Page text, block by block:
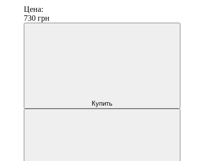
Цена:
730 грн
Купить